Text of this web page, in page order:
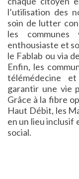
l’utilisation des
soin de lutter
les
enthousiaste et
le Fablab ou via
Enfin, les
télémédecine
garantir une vie
Grâce à la fibre
Haut Débit, les
en un lieu inclusif
social.